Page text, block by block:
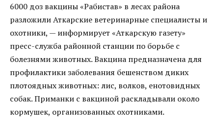
6000 доз вакцины «Рабистав» в лесах района
разложили Аткарские ветеринарные специалисты и
охотники, — информирует «Аткарскую газету»
пресс-служба районной станции по борьбе с
болезнями животных. Вакцина предназначена для
профилактики заболевания бешенством диких
плотоядных животных: лис, волков, енотовидных
собак. Приманки с вакциной раскладывали около
кормушек, организованных охотниками.